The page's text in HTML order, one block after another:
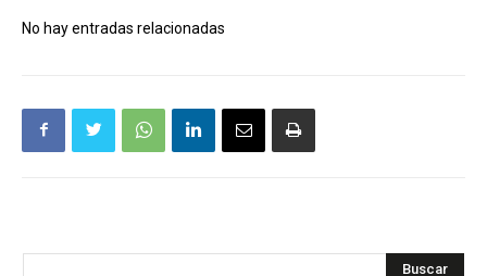
No hay entradas relacionadas
Buscar